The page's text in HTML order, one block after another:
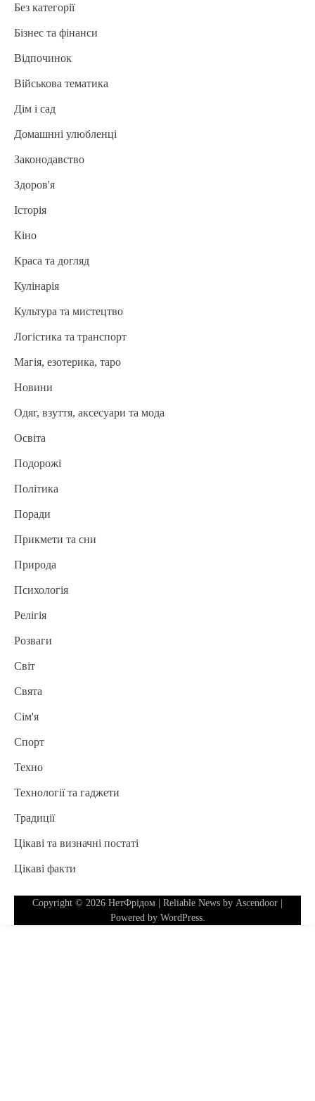
Без категорії
Бізнес та фінанси
Відпочинок
Військова тематика
Дім і сад
Домашнні улюбленці
Законодавство
Здоров'я
Історія
Кіно
Краса та догляд
Кулінарія
Культура та мистецтво
Логістика та транспорт
Магія, езотерика, таро
Новини
Одяг, взуття, аксесуари та мода
Освіта
Подорожі
Політика
Поради
Прикмети та сни
Природа
Психологія
Релігія
Розваги
Світ
Свята
Сім'я
Спорт
Техно
Технології та гаджети
Традиції
Цікаві та визначні постаті
Цікаві факти
Copyright © 2026 НетФрідом | Reliable News by Ascendoor
Powered by WordPress.